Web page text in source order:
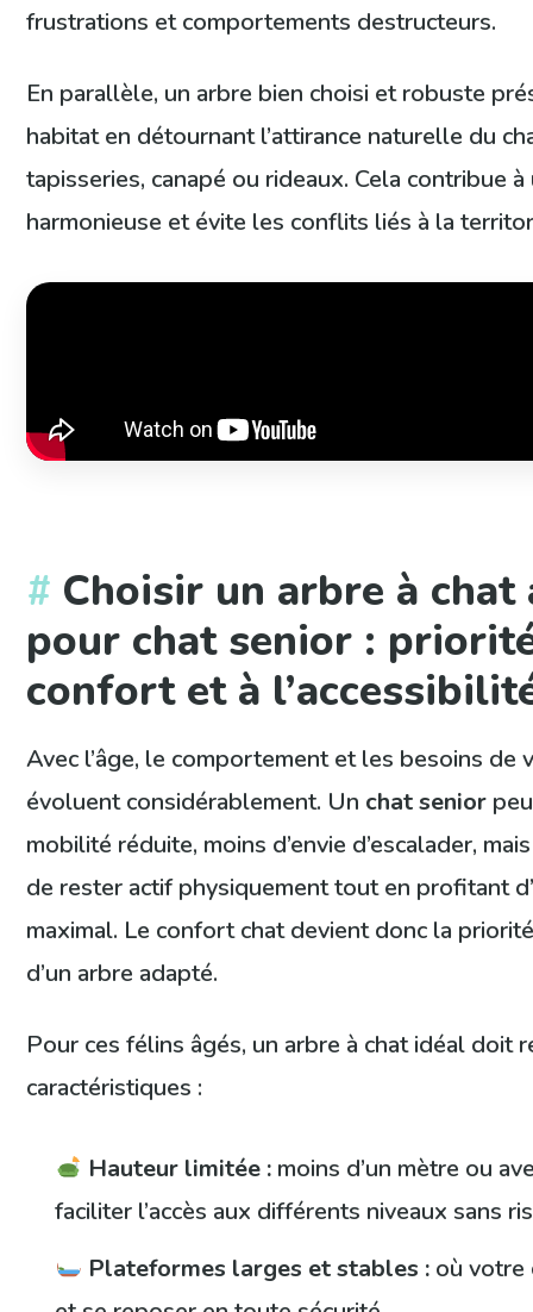
frustrations et comportements destructeurs.
En parallèle, un arbre bien choisi et robuste
habitat en détournant l’attirance naturelle du
tapisseries, canapé ou rideaux. Cela contribue
harmonieuse et évite les conflits liés à la
Choisir un arbre à chat
pour chat senior :
confort et à
Avec l’âge, le comportement et les besoins de
évoluent considérablement. Un chat senior
mobilité réduite, moins d’envie d’escalader,
de rester actif physiquement tout en profitant
maximal. Le confort chat devient donc la
d’un arbre adapté.
Pour ces félins âgés, un arbre à chat idéal doit
caractéristiques :
Hauteur limitée : moins d’un mètre ou
faciliter l’accès aux différents niveaux sans
Plateformes larges et stables : où votre